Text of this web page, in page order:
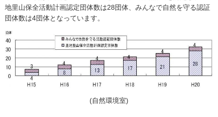
地里山保全活動計画認定団体数は28団体、みんなで自然を守る認証
団体数は4団体となっています。
(自然環境室)